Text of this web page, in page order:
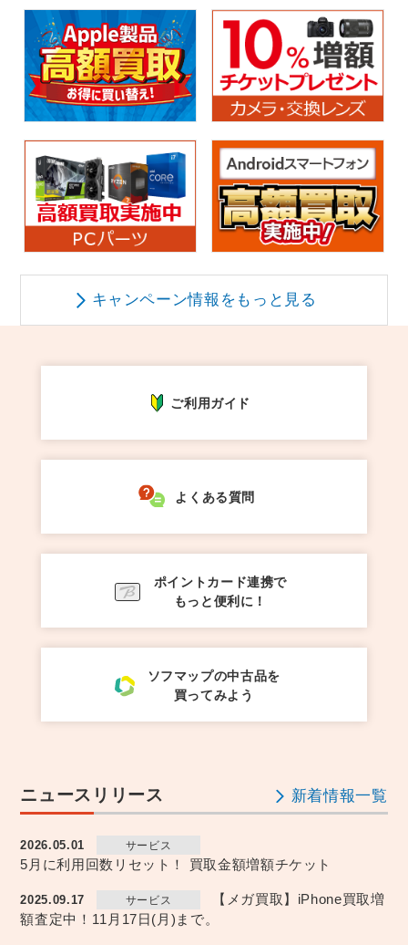
キャンペーン情報をもっと見る
ご利用ガイド
よくある質問
ポイントカード連携で
もっと便利に！
ソフマップの中古品を
買ってみよう
ニュースリリース 新着情報一覧
2026.05.01 サービス
5月に利用回数リセット！ 買取金額増額チケット
2025.09.17 サービス
【メガ買取】iPhone買取増
額査定中！11月17日(月)まで。